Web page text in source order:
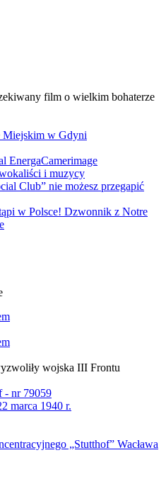
film o wielkim bohaterze
Miejskim w Gdyni
EnergaCamerimage
i muzycy
Club” nie możesz przegapić
w Polsce! Dzwonnik z Notre
wojska III Frontu
- nr 79059
marca 1940 r.
„Stutthof” Wacława